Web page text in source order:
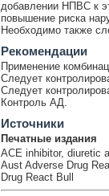
добавлении НПВС к
повышение риска
Необходимо также
Рекомендации
Применение
Следует
Следует
Контроль АД.
Источники
Печатные издания
ACE inhibitor, diuretic
Aust Adverse Drug
Drug React Bull